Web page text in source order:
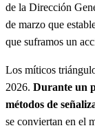
de la Dirección
de marzo que
que suframos un
Los míticos
2026. Durante un
métodos de
se conviertan en el